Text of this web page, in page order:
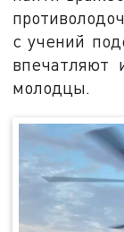
с учений
впечатляют
молодцы.